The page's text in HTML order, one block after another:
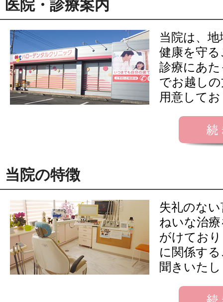
医院・診療案内
当院は、
健康を守
診療にあ
でお越し
用意して
当院の特徴
失礼のな
ねいな治
がけてお
に関係す
聞きいた